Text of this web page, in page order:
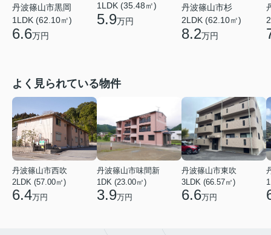
丹波篠山市黒岡
1LDK (62.10㎡)
6.6万円
1LDK (35.48㎡)
5.9万円
丹波篠山市杉
2LDK (62.10㎡)
8.2万円
よく見られている物件
丹波篠山市西吹
2LDK (57.00㎡)
6.4万円
丹波篠山市味間新
1DK (23.00㎡)
3.9万円
丹波篠山市東吹
3LDK (66.57㎡)
6.6万円